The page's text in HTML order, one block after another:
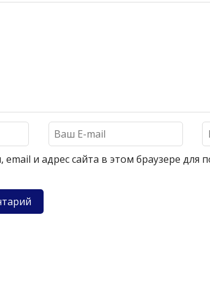
и адрес сайта в этом браузере для